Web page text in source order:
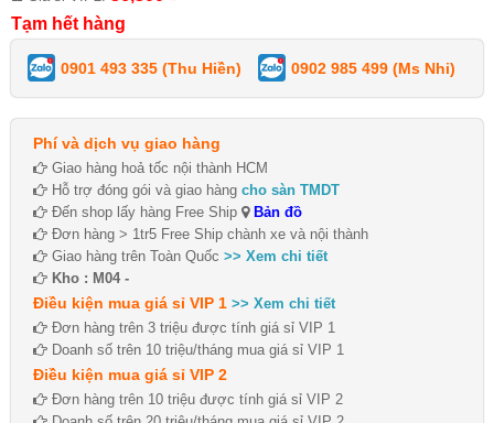
Tạm hết hàng
0901 493 335 (Thu Hiền) 0902 985 499 (Ms Nhi)
Phí và dịch vụ giao hàng
Giao hàng hoả tốc nội thành HCM
Hỗ trợ đóng gói và giao hàng cho sàn TMDT
Đến shop lấy hàng Free Ship
Bản đồ
Đơn hàng > 1tr5 Free Ship chành xe và nội thành
Giao hàng trên Toàn Quốc >> Xem chi tiết
Kho : M04 -
Điều kiện mua giá sỉ VIP 1 >> Xem chi tiết
Đơn hàng trên 3 triệu được tính giá sỉ VIP 1
Doanh số trên 10 triệu/tháng mua giá sỉ VIP 1
Điều kiện mua giá sỉ VIP 2
Đơn hàng trên 10 triệu được tính giá sỉ VIP 2